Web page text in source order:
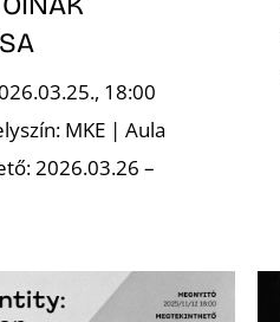
18:00
MKE | Aula
2026.03.26 –